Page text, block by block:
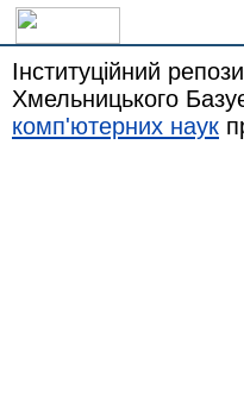
Інституційний
Хмельницького
комп'ютерних наук